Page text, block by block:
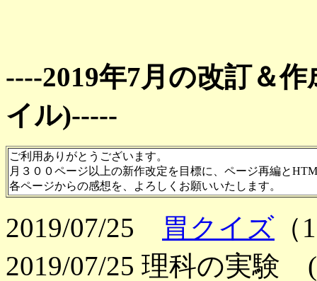
----2019年7月の改訂＆
イル)-----
ご利用ありがとうございます。
月３００ページ以上の新作改定を目標に、ページ再編と
各ページからの感想を、よろしくお願いいたします。
2019/07/25 胃クイズ
2019/07/25 理科の実験